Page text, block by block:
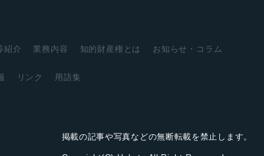
紹介 業務内容 知的財産権とは お知らせ・コラム
リンク 用語集
掲載の記事や写真などの無断転載を禁止します。